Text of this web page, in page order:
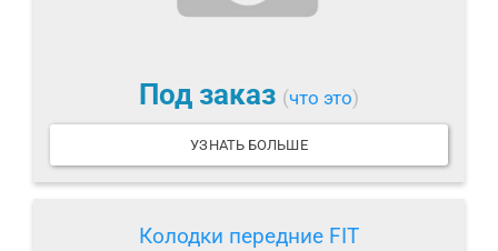
Под заказ (что это)
УЗНАТЬ БОЛЬШЕ
Колодки передние FIT